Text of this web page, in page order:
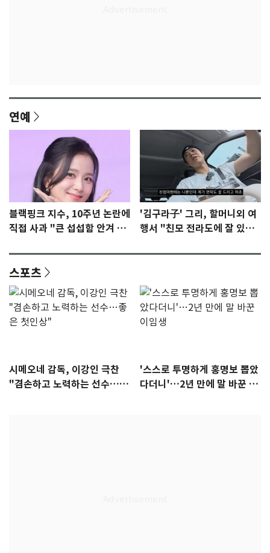
연예
블랙핑크 지수, 10주년 논란에
직접 사과 "큰 섭섭함 안겨 미
'김구라子' 그리, 할머니외 여
행서 "친모 전라도에 잘 있
스포츠
시메오네 감독, 이강인 극찬
"겸손하고 노력하는 선수…좋
'스스로 투명하게 홍명보 뽑았
다더니'…2년 만에 말 바꾼 이